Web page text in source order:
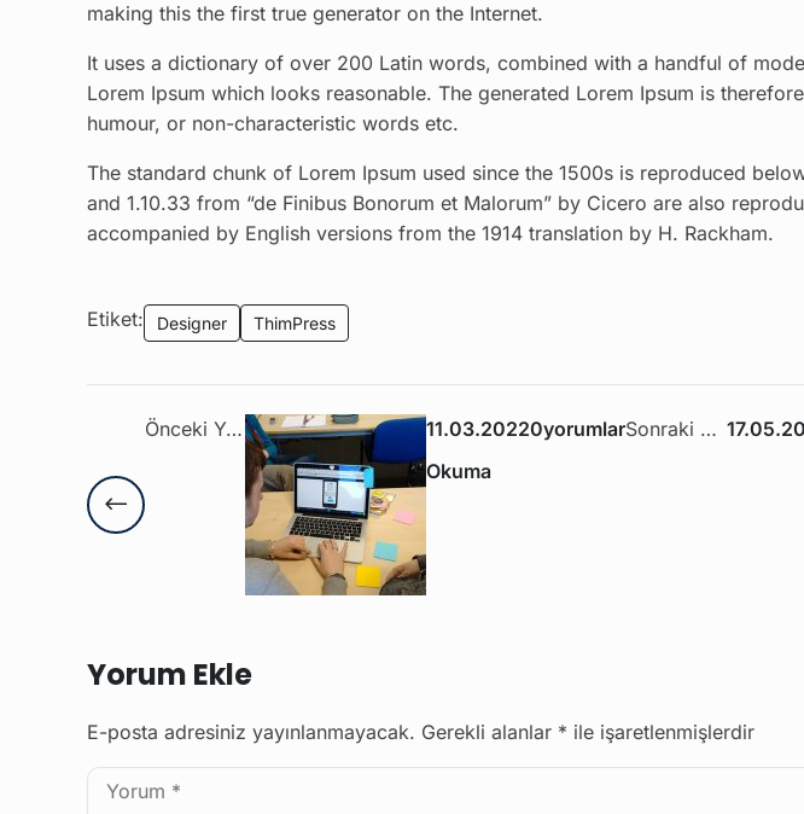
making this the first true generator on the Internet.
It uses a dictionary of over 200 Latin words, combined with a handful of
Lorem Ipsum which looks reasonable. The generated Lorem Ipsum is
humour, or non-characteristic words etc.
The standard chunk of Lorem Ipsum used since the 1500s is reproduced
and 1.10.33 from “de Finibus Bonorum et Malorum” by Cicero are also
accompanied by English versions from the 1914 translation by H. Rackham.
Etiket: Designer ThimPress
Önceki Yazı 11.03.20220yorumlar
Okuma
Sonraki Yazı
Yorum Ekle
E-posta adresiniz yayınlanmayacak. Gerekli alanlar * ile işaretlenmişlerdir